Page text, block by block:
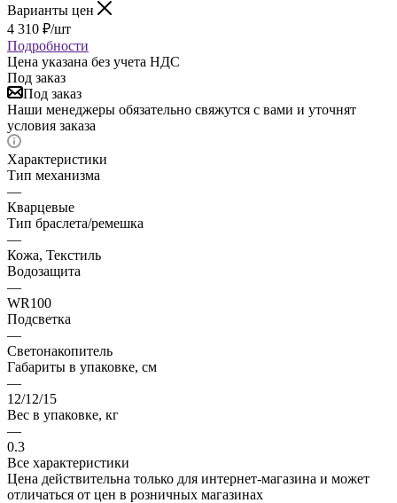
Варианты цен
4 310 ₽/шт
Подробности
Цена указана без учета НДС
Под заказ
Под заказ
Наши менеджеры обязательно свяжутся с вами и уточнят
условия заказа
Характеристики
Тип механизма
—
Кварцевые
Тип браслета/ремешка
—
Кожа, Текстиль
Водозащита
—
WR100
Подсветка
—
Светонакопитель
Габариты в упаковке, см
—
12/12/15
Вес в упаковке, кг
—
0.3
Все характеристики
Цена действительна только для интернет-магазина и может
отличаться от цен в розничных магазинах